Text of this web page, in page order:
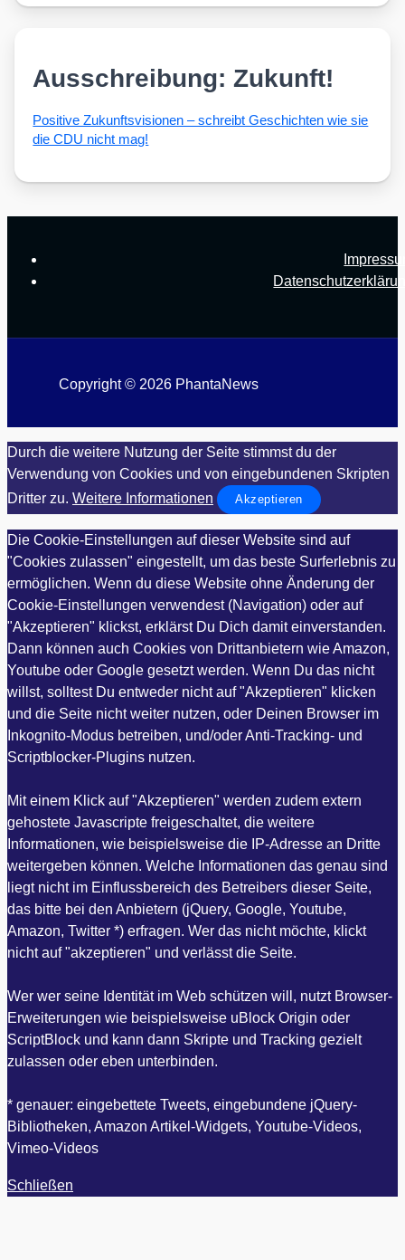
Ausschreibung: Zukunft!
Posi­ti­ve Zukunfts­vi­sio­nen – schreibt Geschich­ten wie sie
die CDU nicht mag!
Copyright © 2026 PhantaNews
Durch die weitere Nutzung der Seite stimmst du der
Verwendung von Cookies und von eingebundenen Skripten
Dritter zu. Weitere Informationen Akzeptieren
Die Cookie-Einstellungen auf dieser Website sind auf
"Cookies zulassen" eingestellt, um das beste Surferlebnis zu
ermöglichen. Wenn du diese Website ohne Änderung der
Cookie-Einstellungen verwendest (Navigation) oder auf
"Akzeptieren" klickst, erklärst Du Dich damit einverstanden.
Dann können auch Cookies von Drittanbietern wie Amazon,
Youtube oder Google gesetzt werden. Wenn Du das nicht
willst, solltest Du entweder nicht auf "Akzeptieren" klicken
und die Seite nicht weiter nutzen, oder Deinen Browser im
Inkognito-Modus betreiben, und/oder Anti-Tracking- und
Scriptblocker-Plugins nutzen.
Mit einem Klick auf "Akzeptieren" werden zudem extern
gehostete Javascripte freigeschaltet, die weitere
Informationen, wie beispielsweise die IP-Adresse an Dritte
weitergeben können. Welche Informationen das genau sind
liegt nicht im Einflussbereich des Betreibers dieser Seite,
das bitte bei den Anbietern (jQuery, Google, Youtube,
Amazon, Twitter *) erfragen. Wer das nicht möchte, klickt
nicht auf "akzeptieren" und verlässt die Seite.
Wer wer seine Identität im Web schützen will, nutzt Browser-
Erweiterungen wie beispielsweise uBlock Origin oder
ScriptBlock und kann dann Skripte und Tracking gezielt
zulassen oder eben unterbinden.
* genauer: eingebettete Tweets, eingebundene jQuery-
Bibliotheken, Amazon Artikel-Widgets, Youtube-Videos,
Vimeo-Videos
Schließen